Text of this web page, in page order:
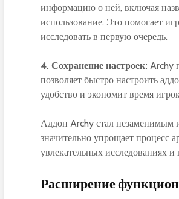
информацию о ней, включая
использование. Это помогает
исследовать в первую очередь.
4. Сохранение настроек: Archy
позволяет быстро настроить
удобство и экономит время
Аддон Archy стал незаменимым
значительно упрощает процесс
увлекательных исследованиях
Расширение